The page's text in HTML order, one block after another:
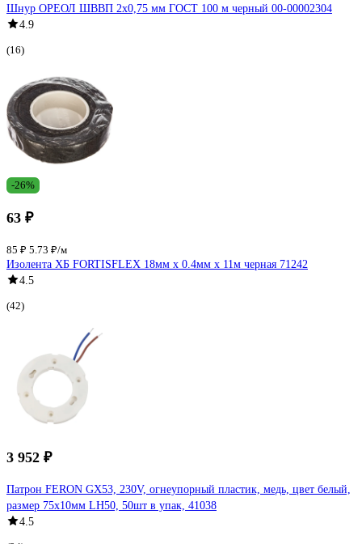
Шнур ОРЕОЛ ШВВП 2х0,75 мм ГОСТ 100 м черный 00-00002304
4.9
(16)
-26%
63 ₽
85 ₽ 5.73 ₽/м
Изолента ХБ FORTISFLEX 18мм х 0.4мм х 11м черная 71242
4.5
(42)
3 952 ₽
Патрон FERON GX53, 230V, огнеупорный пластик, медь, цвет белый,
размер 75х10мм LH50, 50шт в упак, 41038
4.5